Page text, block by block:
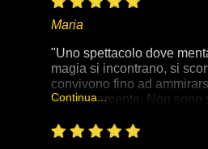
Maria
"Uno spettacolo dove
magia si incontrano, si
convivono fino ad
reciprocamente. Non sono
sono intrecciati momenti di
Continua...